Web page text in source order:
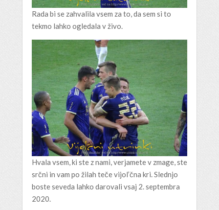
Rada bi se zahvalila vsem za to, da sem si to
tekmo lahko ogledala v živo.
Hvala vsem, ki ste z nami, verjamete v zmage, ste
srčni in vam po žilah teče vijol’čna kri. Slednjo
boste seveda lahko darovali vsaj 2. septembra
2020.